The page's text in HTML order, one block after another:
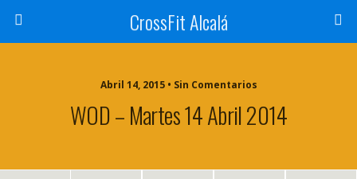
CrossFit Alcalá
Abril 14, 2015 • Sin Comentarios
WOD – Martes 14 Abril 2014